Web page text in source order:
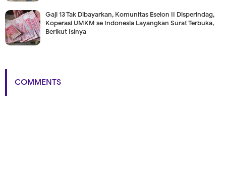
Gaji 13 Tak Dibayarkan, Komunitas Eselon II Disperindag,
Koperasi UMKM se Indonesia Layangkan Surat Terbuka,
Berikut Isinya
COMMENTS